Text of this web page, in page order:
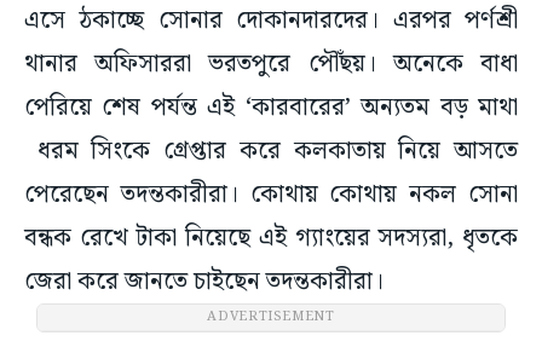
এসে ঠকাচ্ছে সোনার দোকানদারদের। এরপর পর্ণশ্রী
থানার অফিসাররা ভরতপুরে পৌঁছয়। অনেকে বাধা
পেরিয়ে শেষ পর্যন্ত এই ‘কারবারের’ অন্যতম বড় মাথা
ধরম সিংকে গ্রেপ্তার করে কলকাতায় নিয়ে আসতে
পেরেছেন তদন্তকারীরা। কোথায় কোথায় নকল সোনা
বন্ধক রেখে টাকা নিয়েছে এই গ্যাংয়ের সদস্যরা, ধৃতকে
জেরা করে জানতে চাইছেন তদন্তকারীরা।
ADVERTISEMENT